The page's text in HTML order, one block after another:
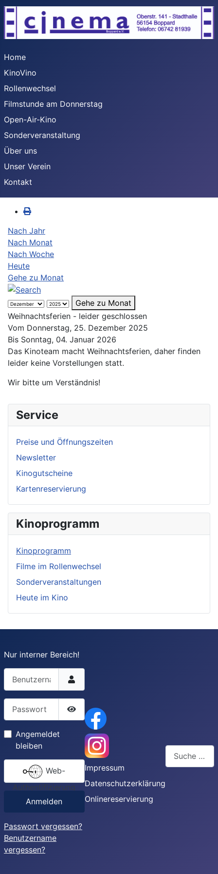
Home
KinoVino
Rollenwechsel
Filmstunde am Donnerstag
Open-Air-Kino
Sonderveranstaltung
Über uns
Unser Verein
Kontakt
Nach Jahr
Nach Monat
Nach Woche
Heute
Gehe zu Monat
Gehe zu Monat
Weihnachtsferien - leider geschlossen
Vom Donnerstag, 25. Dezember 2025
Bis Sonntag, 04. Januar 2026
Das Kinoteam macht Weihnachtsferien, daher finden
leider keine Vorstellungen statt.
Wir bitte um Verständnis!
Service
Preise und Öffnungszeiten
Newsletter
Kinogutscheine
Kartenreservierung
Kinoprogramm
Kinoprogramm
Filme im Rollenwechsel
Sonderveranstaltungen
Heute im Kino
Nur interner Bereich!
Passwort
Passwort anzeigen
Angemeldet
bleiben
Web-
Authentifizierung
Anmelden
Passwort vergessen?
Benutzername
vergessen?
Impressum
Datenschutzerklärung
Onlinereservierung
Suchen